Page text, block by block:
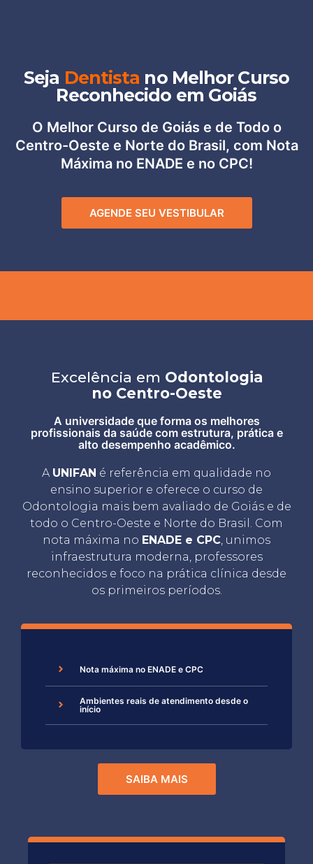
Seja Dentista no Melhor Curso
Reconhecido em Goiás
O Melhor Curso de Goiás e de Todo o
Centro-Oeste e Norte do Brasil, com Nota
Máxima no ENADE e no CPC!
AGENDE SEU VESTIBULAR
Excelência em Odontologia
no Centro-Oeste
A universidade que forma os melhores
profissionais da saúde com estrutura, prática e
alto desempenho acadêmico.
A UNIFAN é referência em qualidade no
ensino superior e oferece o curso de
Odontologia mais bem avaliado de Goiás e de
todo o Centro-Oeste e Norte do Brasil. Com
nota máxima no ENADE e CPC, unimos
infraestrutura moderna, professores
reconhecidos e foco na prática clínica desde
os primeiros períodos.
Nota máxima no ENADE e CPC
Ambientes reais de atendimento desde o
início
SAIBA MAIS